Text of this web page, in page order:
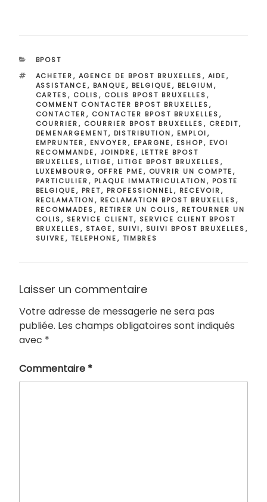
CATÉGORIES
BPOST
ÉTIQUETTES
ACHETER, AGENCE DE BPOST BRUXELLES, AIDE,
ASSISTANCE, BANQUE, BELGIQUE, BELGIUM,
CARTES, COLIS, COLIS BPOST BRUXELLES,
COMMENT CONTACTER BPOST BRUXELLES,
CONTACTER, CONTACTER BPOST BRUXELLES,
COURRIER, COURRIER BPOST BRUXELLES, CREDIT,
DEMENARGEMENT, DISTRIBUTION, EMPLOI,
EMPRUNTER, ENVOYER, EPARGNE, ESHOP, EVOI
RECOMMANDE, JOINDRE, LETTRE BPOST
BRUXELLES, LITIGE, LITIGE BPOST BRUXELLES,
LUXEMBOURG, OFFRE PME, OUVRIR UN COMPTE,
PARTICULIER, PLAQUE IMMATRICULATION, POSTE
BELGIQUE, PRET, PROFESSIONNEL, RECEVOIR,
RECLAMATION, RECLAMATION BPOST BRUXELLES,
RECOMMADES, RETIRER UN COLIS, RETOURNER UN
COLIS, SERVICE CLIENT, SERVICE CLIENT BPOST
BRUXELLES, STAGE, SUIVI, SUIVI BPOST BRUXELLES,
SUIVRE, TELEPHONE, TIMBRES
Laisser un commentaire
Votre adresse de messagerie ne sera pas
publiée. Les champs obligatoires sont indiqués
avec *
Commentaire *